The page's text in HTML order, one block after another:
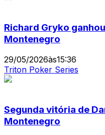
Richard Gryko
Montenegro
29/05/2026às15:36
Triton Poker Series
Segunda vitória de
Montenegro